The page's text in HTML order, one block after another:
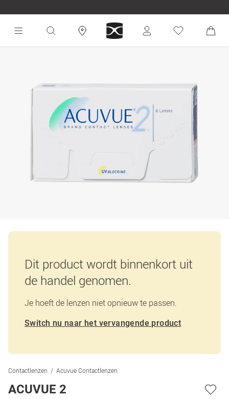
Dit product wordt binnenkort uit
de handel genomen.
Je hoeft de lenzen niet opnieuw te passen.
Switch nu naar het vervangende product
Contactlenzen Acuvue Contactlenzen
ACUVUE 2